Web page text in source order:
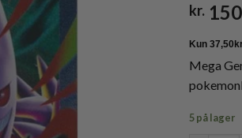
kr.
Mega
5 på lager